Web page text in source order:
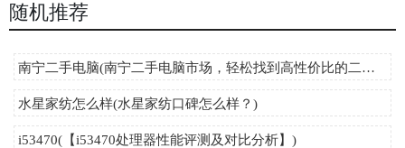
随机推荐
南宁二手电脑(南宁二手电脑市场，轻松找到高性价比的二手笔记本、台式机、配件等！)
水星家纺怎么样(水星家纺口碑怎么样？)
i53470(【i53470处理器性能评测及对比分析】)